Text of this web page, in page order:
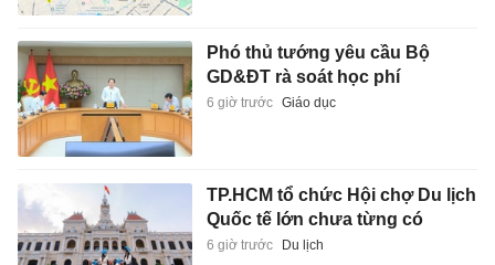
Phó thủ tướng yêu cầu Bộ
GD&ĐT rà soát học phí
6 giờ trước Giáo dục
TP.HCM tổ chức Hội chợ Du lịch
Quốc tế lớn chưa từng có
6 giờ trước Du lịch